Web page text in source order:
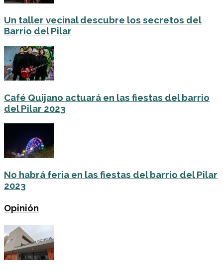
Un taller vecinal descubre los secretos del
Barrio del Pilar
Café Quijano actuará en las fiestas del barrio
del Pilar 2023
No habrá feria en las fiestas del barrio del Pilar
2023
Opinión